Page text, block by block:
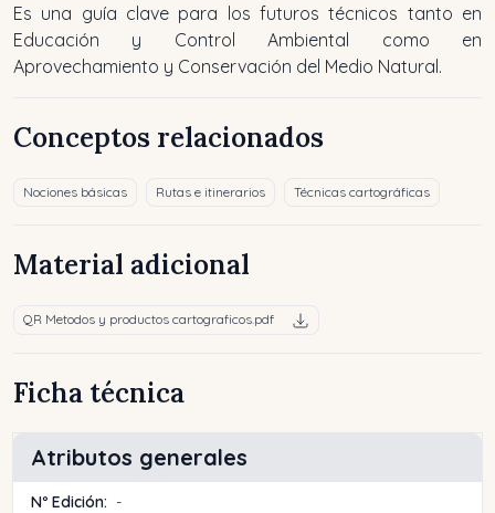
Es una guía clave para los futuros técnicos tanto en
Educación y Control Ambiental como en
Aprovechamiento y Conservación del Medio Natural.
Conceptos relacionados
Nociones básicas Rutas e itinerarios Técnicas cartográficas
Material adicional
QR Metodos y productos cartograficos.pdf
Ficha técnica
Atributos generales
Nº Edición: -